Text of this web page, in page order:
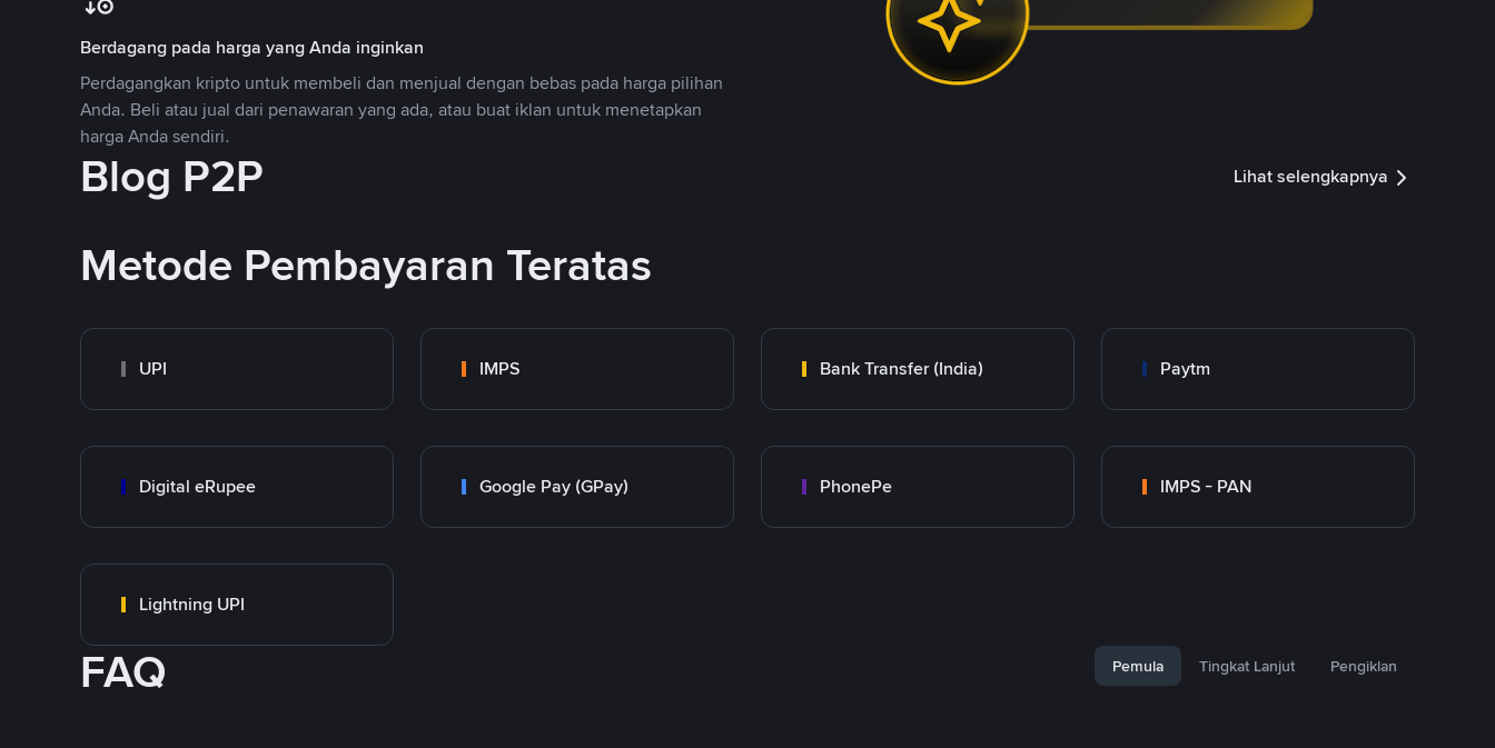
Berdagang pada harga yang Anda inginkan
Perdagangkan kripto untuk membeli dan menjual dengan bebas pada harga pilihan
Anda. Beli atau jual dari penawaran yang ada, atau buat iklan untuk menetapkan
harga Anda sendiri.
Blog P2P Lihat selengkapnya
Metode Pembayaran Teratas
UPI IMPS Bank Transfer (India) Paytm
Digital eRupee Google Pay (GPay) PhonePe IMPS - PAN
Lightning UPI
FAQ Pemula Tingkat Lanjut Pengiklan